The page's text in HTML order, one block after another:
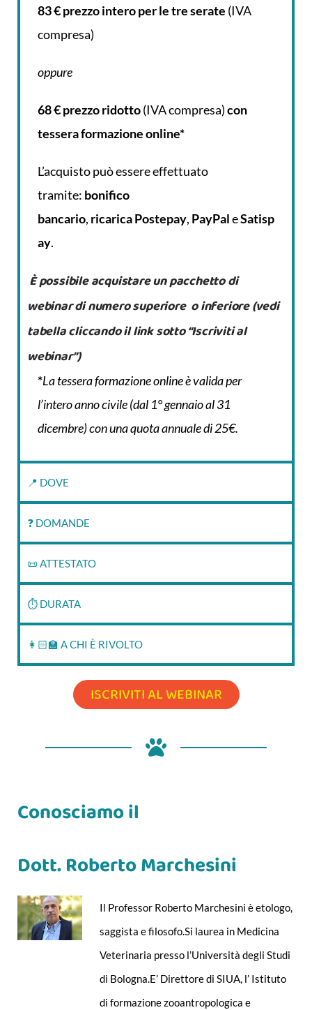
83 € prezzo intero per le tre serate (IVA
compresa)
oppure
68 € prezzo ridotto(IVA compresa)con
tessera formazione online*
L’acquisto può essere effettuato
tramite: bonifico
bancario, ricaricaPostepay, PayPaleSatisp
ay.
È possibile acquistare un pacchetto di
webinar di numero superiore o inferiore (vedi
tabella cliccando il link sotto “Iscriviti al
webinar”)
*La tessera formazione online è valida per
l’intero anno civile (dal 1° gennaio al 31
dicembre) con una quota annuale di 25€.
📍 DOVE
❓ DOMANDE
📜 ATTESTATO
⏱‍ DURATA
👩🏻‍🏫 A CHI È RIVOLTO
ISCRIVITI AL WEBINAR
Conosciamo il
Dott. Roberto Marchesini
Il Professor Roberto Marchesini è etologo,
saggista e filosofo.Si laurea in Medicina
Veterinaria presso l’Università degli Studi
di Bologna.E’ Direttore di SIUA, l’ Istituto
di formazione zooantropologica e